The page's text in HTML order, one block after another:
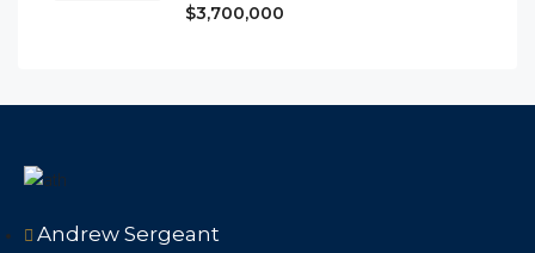
$3,700,000
Andrew Sergeant